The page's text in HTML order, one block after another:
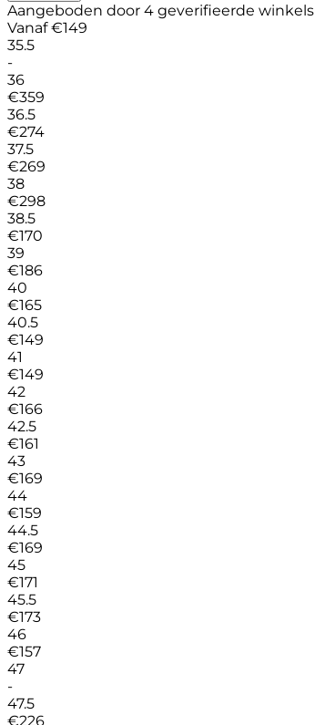
Aangeboden door 4 geverifieerde winkels
Vanaf €149
35.5
-
36
€359
36.5
€274
37.5
€269
38
€298
38.5
€170
39
€186
40
€165
40.5
€149
41
€149
42
€166
42.5
€161
43
€169
44
€159
44.5
€169
45
€171
45.5
€173
46
€157
47
-
47.5
€226